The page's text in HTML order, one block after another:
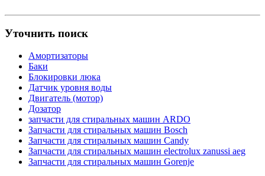
Уточнить поиск
Амортизаторы
Баки
Блокировки люка
Датчик уровня воды
Двигатель (мотор)
Дозатор
запчасти для стиральных машин ARDO
Запчасти для стиральных машин Bosch
Запчасти для стиральных машин Candy
Запчасти для стиральных машин electrolux zanussi aeg
Запчасти для стиральных машин Gorenje